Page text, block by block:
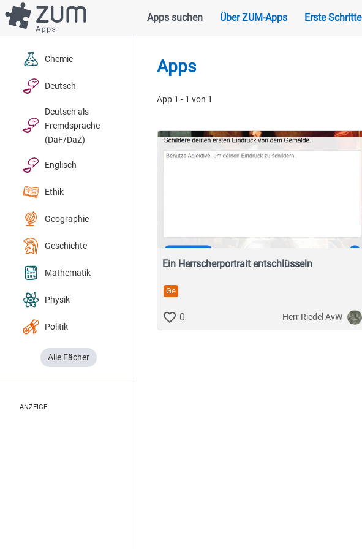
Direkt
zum
Inhalt
Hauptnavigation
Apps suchen Über ZUM-Apps Erste Schritte
Chemie
Deutsch
Deutsch als
Fremdsprache
(DaF/DaZ)
Englisch
Ethik
Geographie
Geschichte
Mathematik
Physik
Politik
Alle Fächer
ANZEIGE
Apps
App 1 - 1 von 1
Ein Herrscherportrait entschlüsseln
Ge
0 Herr Riedel AvW